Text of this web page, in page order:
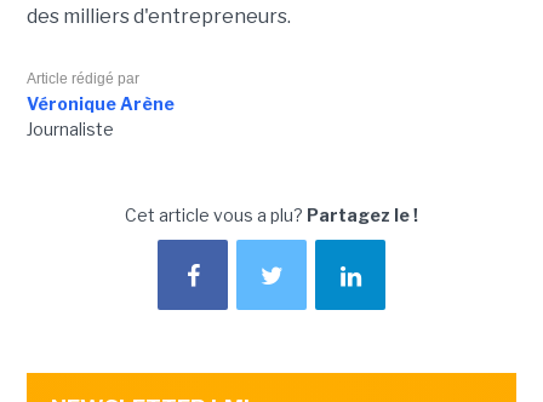
des milliers d'entrepreneurs.
Article rédigé par
Véronique Arène
Journaliste
Cet article vous a plu? Partagez le !